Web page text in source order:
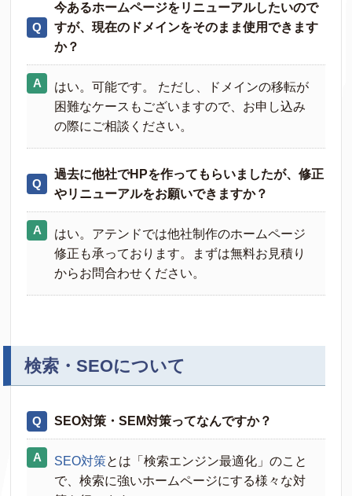
今あるホームページをリニューアルしたいので
すが、現在のドメインをそのまま使用できます
か？
はい。可能です。 ただし、ドメインの移転が
困難なケースもございますので、お申し込み
の際にご相談ください。
過去に他社でHPを作ってもらいましたが、修正
やリニューアルをお願いできますか？
はい。アテンドでは他社制作のホームページ
修正も承っております。まずは無料お見積り
からお問合わせください。
検索・SEOについて
SEO対策・SEM対策ってなんですか？
SEO対策とは「検索エンジン最適化」のこと
で、検索に強いホームページにする様々な対